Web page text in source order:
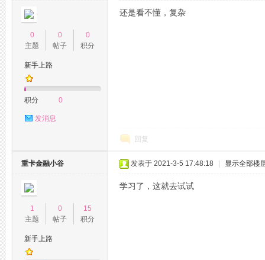
0
主题
0
帖子
0
积分
新手上路
积分 0
发消息
还是看不懂，复杂
回复
重卡金融小谷
1
主题
0
帖子
15
积分
新手上路
发表于 2021-3-5 17:48:18 显示全部楼
学习了，这就去试试